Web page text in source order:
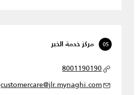
05 مركز خدمة الخبر
8001190190
customercare@jlr.mynaghi.com